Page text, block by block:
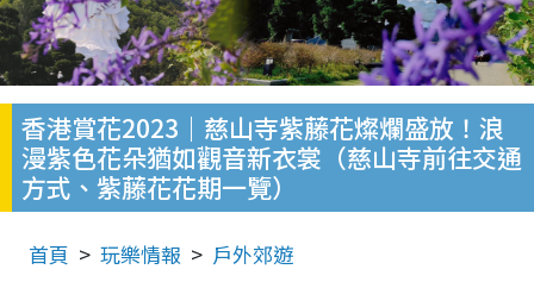
香港賞花2023｜慈山寺紫藤花燦爛盛放！浪
漫紫色花朵猶如觀音新衣裳（慈山寺前往交通
方式、紫藤花花期一覽）
首頁 玩樂情報 戶外郊遊